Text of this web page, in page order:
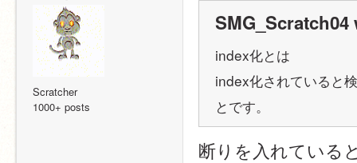
Scratcher
1000+ posts
SMG_Scratch04
index化とは
index化されていると
とです。
断りを入れている